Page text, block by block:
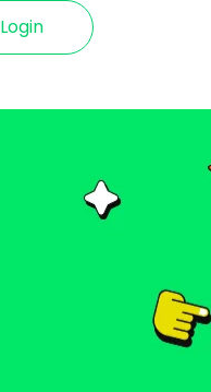
Login